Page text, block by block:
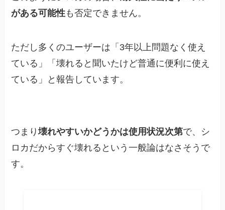
がある可能性も否定できません。
ただし多くのユーザーは「3年以上問題なく使え
ている」「壊れると聞いたけど普通に便利に使え
ている」と報告しています。
つまり壊れやすいかどうかは使用状況次第で、シ
ロカだからすぐ壊れるという一般論はなさそうで
す。